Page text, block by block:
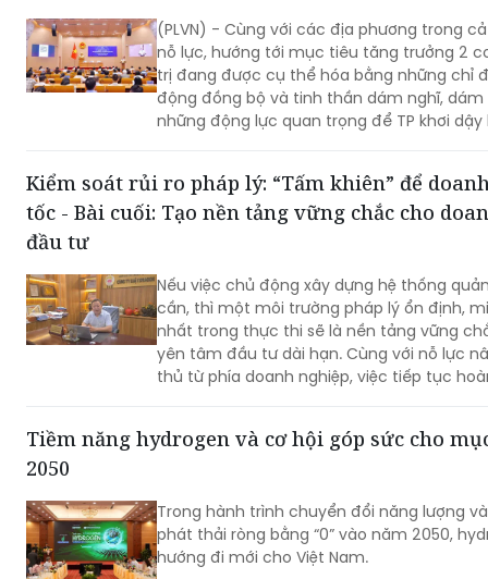
(PLVN) - Cùng với các địa phương trong
nỗ lực, hướng tới mục tiêu tăng trưởng 2
trị đang được cụ thể hóa bằng những chỉ
động đồng bộ và tinh thần dám nghĩ,
những động lực quan trọng để TP khơi
Kiểm soát rủi ro pháp lý: “Tấm khiên” để
tốc - Bài cuối: Tạo nền tảng vững chắc cho
đầu tư
Nếu việc chủ động xây dựng hệ thống
cần, thì một môi trường pháp lý ổn định,
nhất trong thực thi sẽ là nền tảng vững
yên tâm đầu tư dài hạn. Cùng với nỗ lực
thủ từ phía doanh nghiệp, việc tiếp tục
Tiềm năng hydrogen và cơ hội góp sức cho
2050
Trong hành trình chuyển đổi năng lượng
phát thải ròng bằng “0” vào năm 2050,
hướng đi mới cho Việt Nam.